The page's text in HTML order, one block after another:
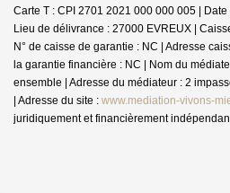
Carte T : CPI 2701 2021 000 000 005 |
Lieu de délivrance : 27000 EVREUX |
N° de caisse de garantie : NC | Adresse
la garantie financière : NC | Nom du
ensemble | Adresse du médiateur : 2
| Adresse du site : www.mediation-vivons-
juridiquement et financièrement